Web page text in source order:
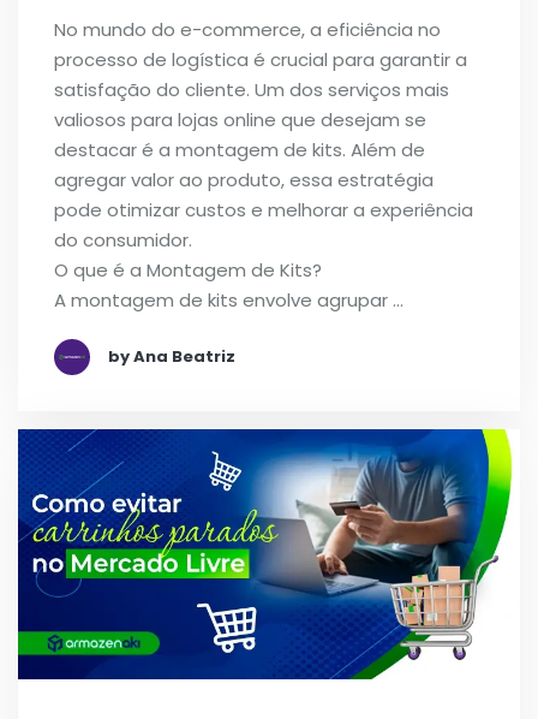
No mundo do e-commerce, a eficiência no
processo de logística é crucial para garantir a
satisfação do cliente. Um dos serviços mais
valiosos para lojas online que desejam se
destacar é a montagem de kits. Além de
agregar valor ao produto, essa estratégia
pode otimizar custos e melhorar a experiência
do consumidor.
O que é a Montagem de Kits?
A montagem de kits envolve agrupar …
by Ana Beatriz